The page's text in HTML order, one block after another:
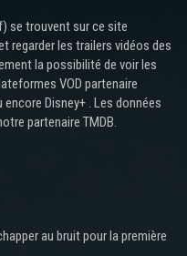
se trouvent sur ce site
regarder les trailers vidéos des
la possibilité de voir les
VOD partenaire
Disney+ . Les données
partenaire TMDB.
au bruit pour la première